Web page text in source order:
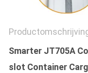
Smarter JT705A
slot Container